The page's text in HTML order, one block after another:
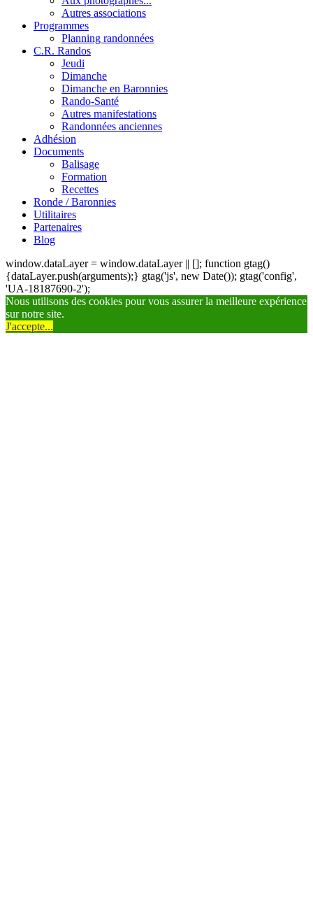
Autres associations
Programmes
Planning randonnées
C.R. Randos
Jeudi
Dimanche
Dimanche en Baronnies
Rando-Santé
Autres manifestations
Randonnées anciennes
Adhésion
Documents
Balisage
Formation
Recettes
Ronde / Baronnies
Utilitaires
Partenaires
Blog
window.dataLayer = window.dataLayer || []; function gtag()
{dataLayer.push(arguments);} gtag('js', new Date()); gtag('config',
'UA-18187690-2');
Nous utilisons des cookies pour vous assurer la meilleure expérience
sur notre site.
J'accepte...